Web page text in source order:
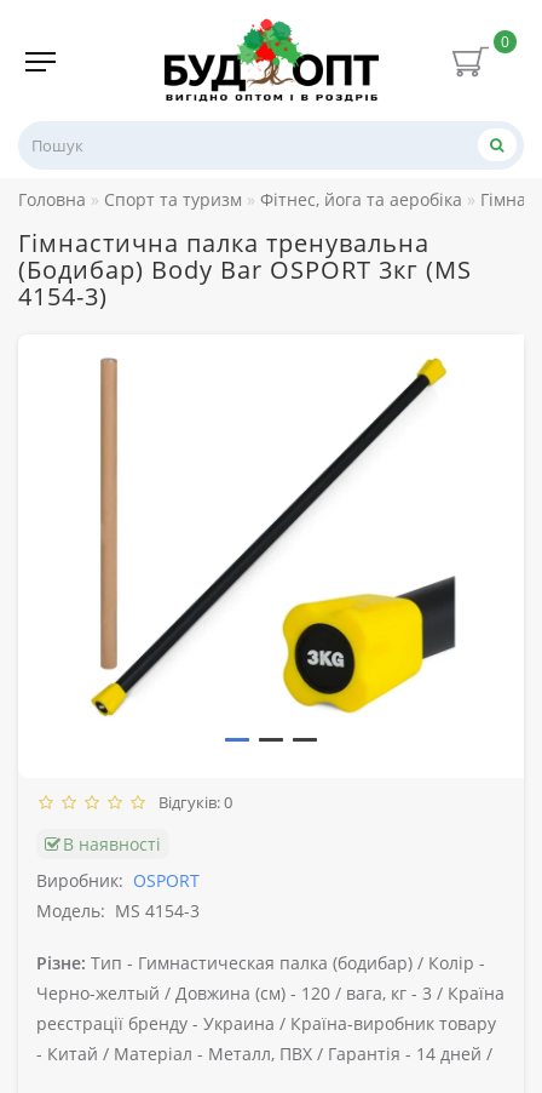
0
Головна Спорт та туризм Фітнес, йога та аеробіка
Гімнастична палка тренувальна
(Бодибар) Body Bar OSPORT 3кг (MS
4154-3)
Відгуків: 0
В наявності
Виробник: OSPORT
Модель: MS 4154-3
Різне: Тип - Гимнастическая палка (бодибар) / Колір -
Черно-желтый / Довжина (см) - 120 / вага, кг - 3 / Країна
реєстрації бренду - Украина / Країна-виробник товару
- Китай / Матеріал - Металл, ПВХ / Гарантія - 14 дней /